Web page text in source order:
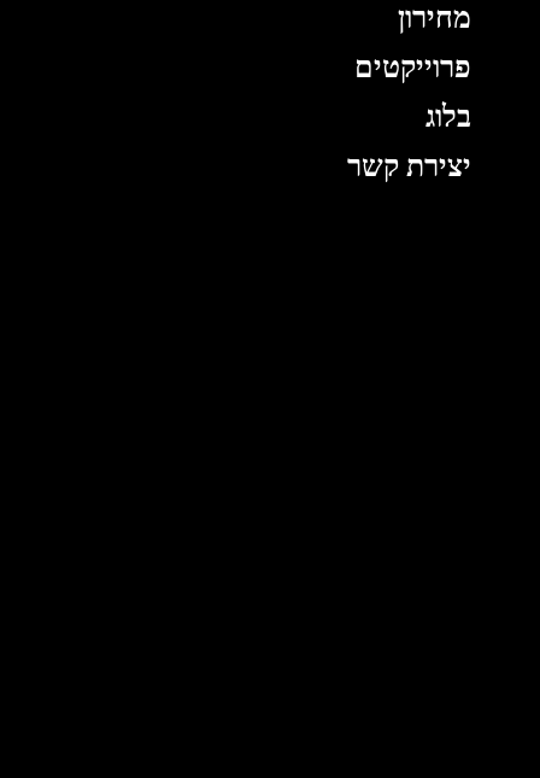
מחירון
פרוייקטים
בלוג
יצירת קשר